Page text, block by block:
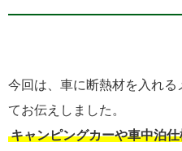
今回は、車に断熱材を入れ
てお伝えしました。
キャンピングカーや車中泊